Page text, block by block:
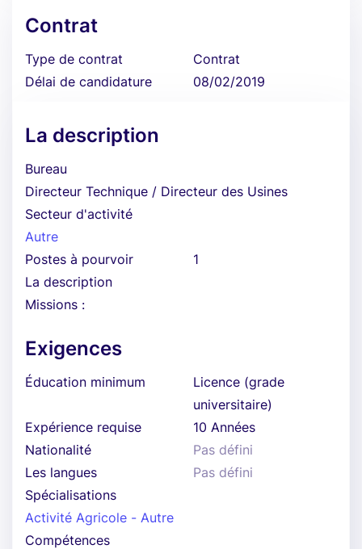
Contrat
Type de contrat
Contrat
Délai de candidature
08/02/2019
La description
Bureau
Directeur Technique / Directeur des Usines
Secteur d'activité
Autre
Postes à pourvoir
1
La description
Missions :
Exigences
Éducation minimum
Licence (grade
universitaire)
Expérience requise
10 Années
Nationalité
Pas défini
Les langues
Pas défini
Spécialisations
Activité Agricole - Autre
Compétences